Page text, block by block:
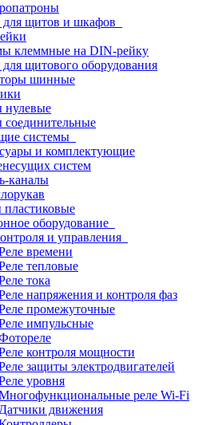
для щитов и шкафов
клеммные на DIN-рейку
щитового оборудования
шинные
системы
и комплектующие
систем
каналы
оборудование
и управления
времени
тепловые
тока
напряжения и контроля фаз
промежуточные
импульсные
контроля мощности
защиты электродвигателей
уровня
реле Wi-Fi
Датчики движения